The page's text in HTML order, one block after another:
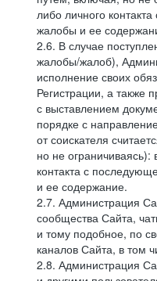
либо личного
жалобы и ее
2.6. В случае
жалобы/жалоб),
исполнение своих
Регистрации, а также
с выставлением
порядке с
от соискателя
но не
контакта с
и ее содержание.
2.7. Администрация
сообщества Сайта,
и тому подобное, по
каналов Сайта, в том
2.8. Администрация